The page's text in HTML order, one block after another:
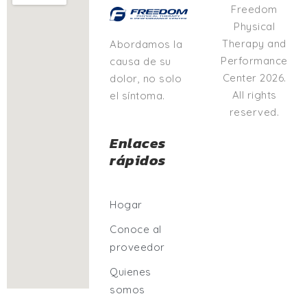
Abordamos la
causa de su
dolor, no solo
el síntoma.
Enlaces
rápidos
Hogar
Conoce al
proveedor
Quienes
somos
Freedom
Physical
Therapy and
Performance
Center 2026.
All rights
reserved.